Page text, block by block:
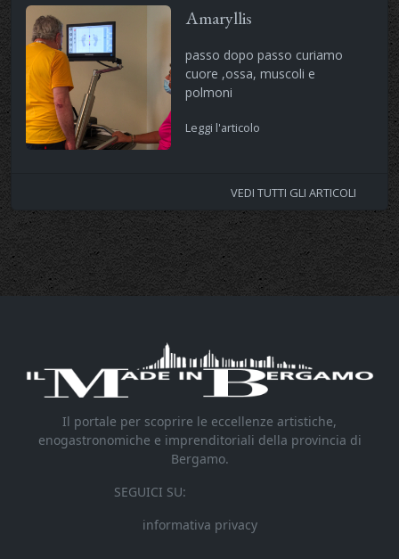
Amaryllis
passo dopo passo curiamo
cuore ,ossa, muscoli e
polmoni
Leggi l'articolo
VEDI TUTTI GLI ARTICOLI
Il portale per scoprire le eccellenze artistiche,
enogastronomiche e imprenditoriali della provincia di
Bergamo.
SEGUICI SU:
informativa privacy